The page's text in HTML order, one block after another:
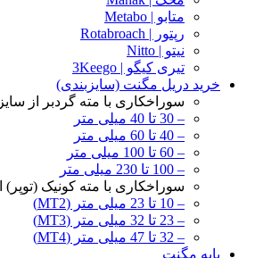
متابو | Metabo
رپتور | Rotabroach
نیتو | Nitto
تیری کیگو | 3Keego
خرید دریل مگنت (سایزبندی)
سوراخکاری با مته گردبر از سایز
– 30 تا 40 میلی متر
– 40 تا 60 میلی متر
– 60 تا 100 میلی متر
– 100 تا 230 میلی متر
سوراخکاری با مته کونیک (توپر)
– 10 تا 23 میلی متر (MT2)
– 23 تا 32 میلی متر (MT3)
– 32 تا 47 میلی متر (MT4)
پایه مگنت